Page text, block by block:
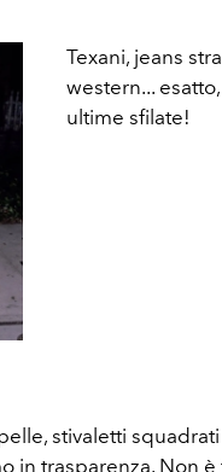
Texani, jeans
western...
ultime sfilate!
stivaletti
in trasparenza. Non è